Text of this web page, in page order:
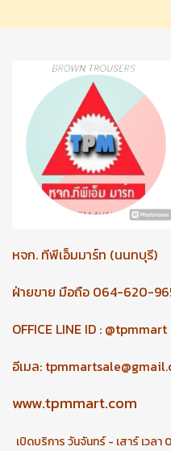
หจก. ทีพีเอ็มมาร์ท (นนทบุรี)
ฝ่ายขาย มือถือ 064-620-
OFFICE LINE ID : @tpmmart
อีเมล:
www.tpmmart.com
เปิดบริการ วันจันทร์ - เสาร์ เวล